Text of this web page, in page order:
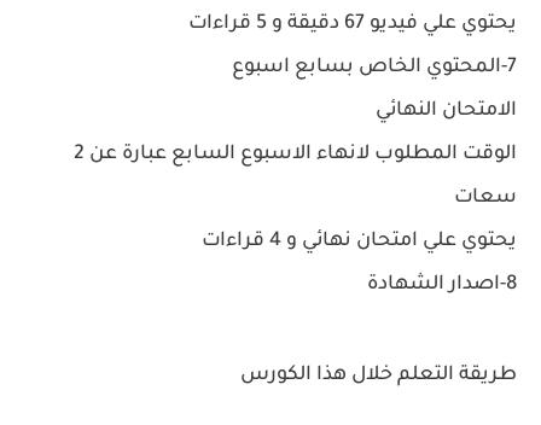
يحتوي علي فيديو 67 دقيقة و 5 قراءات
7-المحتوي الخاص بسابع اسبوع
الامتحان النهائي
الوقت المطلوب لانهاء الاسبوع السابع عبارة عن 2
سعات
يحتوي علي امتحان نهائي و 4 قراءات
8-اصدار الشهادة
طريقة التعلم خلال هذا الكورس